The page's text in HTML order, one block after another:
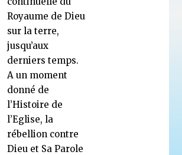
Royaume de Dieu
sur la terre,
jusqu’aux
derniers temps.
A un moment
donné de
l’Histoire de
l’Eglise, la
rébellion contre
Dieu et Sa Parole